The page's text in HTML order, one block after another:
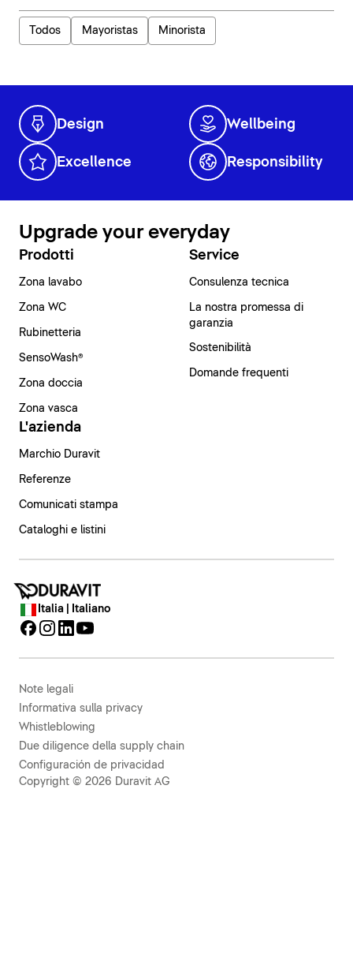
Todos Mayoristas Minorista
Design Wellbeing
Excellence Responsibility
Upgrade your everyday
Prodotti
Zona lavabo
Zona WC
Rubinetteria
SensoWash®
Zona doccia
Zona vasca
Service
Consulenza tecnica
La nostra promessa di
garanzia
Sostenibilità
Domande frequenti
L'azienda
Marchio Duravit
Referenze
Comunicati stampa
Cataloghi e listini
Italia | Italiano
Note legali
Informativa sulla privacy
Whistleblowing
Due diligence della supply chain
Configuración de privacidad
Copyright © 2026 Duravit AG